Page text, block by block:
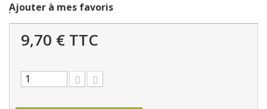
Ajouter à mes favoris
9,70 € TTC